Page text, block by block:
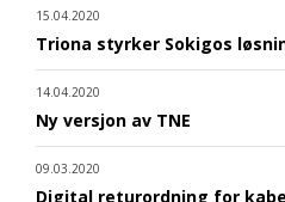
15.04.2020
Triona styrker Sokigos
14.04.2020
Ny versjon av TNE
09.03.2020
Digital returordning for